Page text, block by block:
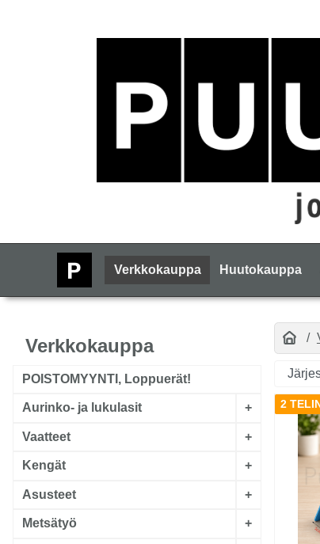
Verkkokauppa Huutokauppa
Verkkokauppa
POISTOMYYNTI, Loppuerät!
Aurinko- ja lukulasit +
Vaatteet +
Kengät +
Asusteet +
Metsätyö +
2